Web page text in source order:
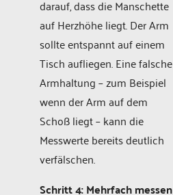
darauf, dass die Manschette
auf Herzhöhe liegt. Der Arm
sollte entspannt auf einem
Tisch aufliegen. Eine falsche
Armhaltung – zum Beispiel
wenn der Arm auf dem
Schoß liegt – kann die
Messwerte bereits deutlich
verfälschen.
Schritt 4: Mehrfach messen